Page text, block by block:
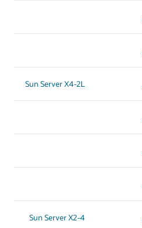
Sun Server X4-2L
Sun Server X2-4